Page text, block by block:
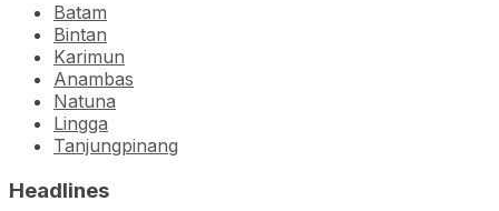
Batam
Bintan
Karimun
Anambas
Natuna
Lingga
Tanjungpinang
Headlines